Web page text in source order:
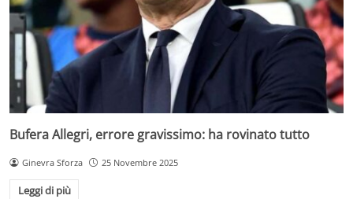
Bufera Allegri, errore gravissimo: ha rovinato tutto
Ginevra Sforza 25 Novembre 2025
Leggi di più